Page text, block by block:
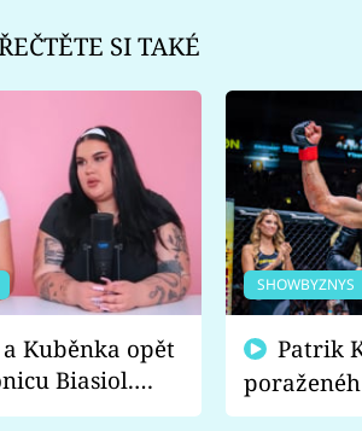
SI TAKÉ
Kuběnka opět
Biasiol.
falešná a
SHOWBYZNYS
fanoušci